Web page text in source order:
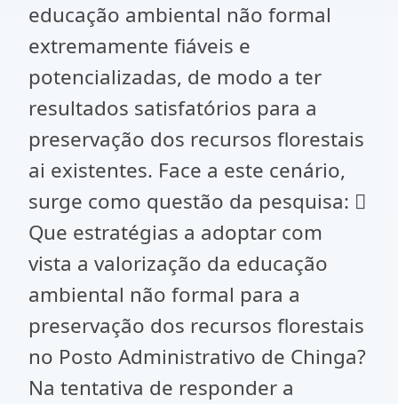
educação ambiental não formal
extremamente fiáveis e
potencializadas, de modo a ter
resultados satisfatórios para a
preservação dos recursos florestais
ai existentes. Face a este cenário,
surge como questão da pesquisa: 
Que estratégias a adoptar com
vista a valorização da educação
ambiental não formal para a
preservação dos recursos florestais
no Posto Administrativo de Chinga?
Na tentativa de responder a